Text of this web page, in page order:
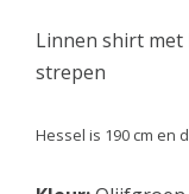
Linnen shirt met
strepen
Hessel is 190 cm en